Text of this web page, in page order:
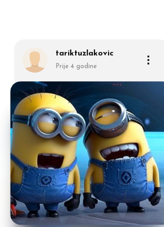
tariktuzlakovic
Prije 4 godine